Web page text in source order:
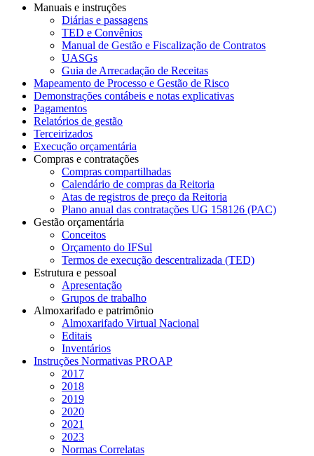
Manuais e instruções
Diárias e passagens
TED e Convênios
Manual de Gestão e Fiscalização de Contratos
UASGs
Guia de Arrecadação de Receitas
Mapeamento de Processo e Gestão de Risco
Demonstrações contábeis e notas explicativas
Pagamentos
Relatórios de gestão
Terceirizados
Execução orçamentária
Compras e contratações
Compras compartilhadas
Calendário de compras da Reitoria
Atas de registros de preço da Reitoria
Plano anual das contratações UG 158126 (PAC)
Gestão orçamentária
Conceitos
Orçamento do IFSul
Termos de execução descentralizada (TED)
Estrutura e pessoal
Apresentação
Grupos de trabalho
Almoxarifado e patrimônio
Almoxarifado Virtual Nacional
Editais
Inventários
Instruções Normativas PROAP
2017
2018
2019
2020
2021
2023
Normas Correlatas